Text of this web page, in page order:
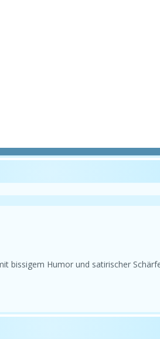
Humor und satirischer